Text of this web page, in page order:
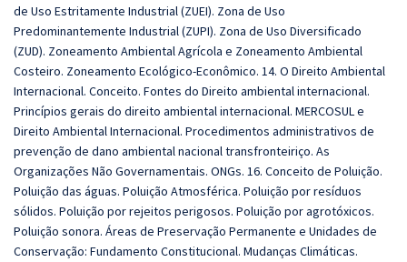
de Uso Estritamente Industrial (ZUEI). Zona de Uso
Predominantemente Industrial (ZUPI). Zona de Uso Diversificado
(ZUD). Zoneamento Ambiental Agrícola e Zoneamento Ambiental
Costeiro. Zoneamento Ecológico-Econômico. 14. O Direito Ambiental
Internacional. Conceito. Fontes do Direito ambiental internacional.
Princípios gerais do direito ambiental internacional. MERCOSUL e
Direito Ambiental Internacional. Procedimentos administrativos de
prevenção de dano ambiental nacional transfronteiriço. As
Organizações Não Governamentais. ONGs. 16. Conceito de Poluição.
Poluição das águas. Poluição Atmosférica. Poluição por resíduos
sólidos. Poluição por rejeitos perigosos. Poluição por agrotóxicos.
Poluição sonora. Áreas de Preservação Permanente e Unidades de
Conservação: Fundamento Constitucional. Mudanças Climáticas.